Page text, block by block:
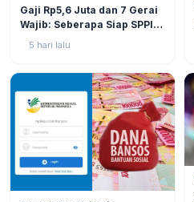
Gaji Rp5,6 Juta dan 7 Gerai
Wajib: Seberapa Siap SPPI
Menjalankan Ambiguitas
5 hari lalu